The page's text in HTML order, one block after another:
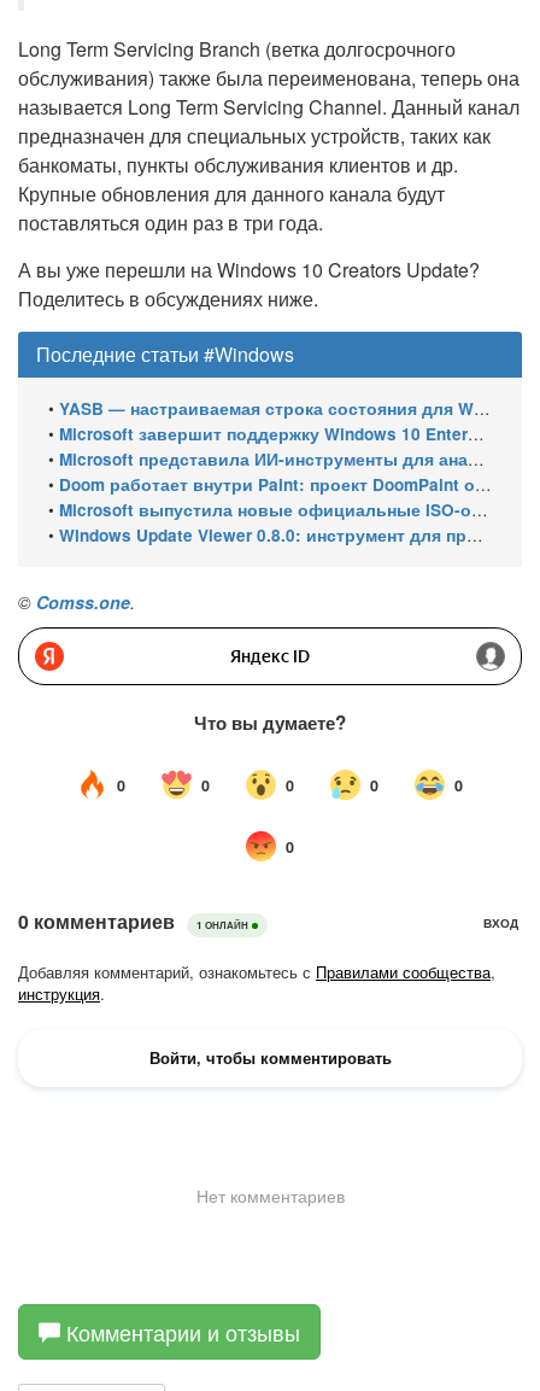
Long Term Servicing Branch (ветка долгосрочного
обслуживания) также была переименована, теперь она
называется Long Term Servicing Channel. Данный канал
предназначен для специальных устройств, таких как
банкоматы, пункты обслуживания клиентов и др.
Крупные обновления для данного канала будут
поставляться один раз в три года.
А вы уже перешли на Windows 10 Creators Update?
Поделитесь в обсуждениях ниже.
Последние статьи #Windows
• YASB — настраиваемая строка состояния для Windows с виджетами и поддержкой нескольких мониторов
• Microsoft завершит поддержку Windows 10 Enterprise LTSC 2021 в январе 2027 года. ESU продлят обновления до января 2030 года
• Microsoft представила ИИ-инструменты для анализа производительности Windows: ETW MCP и WPA MCP
• Doom работает внутри Paint: проект DoomPaint от технического директора Microsoft Azure
• Microsoft выпустила новые официальные ISO-образы Windows 11 для инсайдеров
• Windows Update Viewer 0.8.0: инструмент для просмотра истории обновлений Windows 11 и Windows 10 получил улучшения
© Comss.one.
Комментарии и отзывы